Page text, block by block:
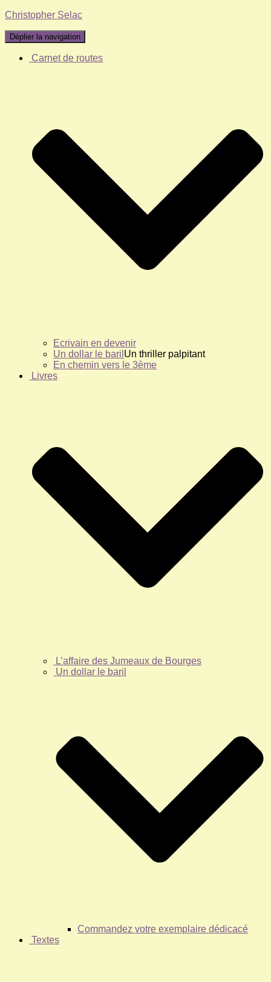
Christopher Selac
Déplier la navigation
Carnet de routes
Ecrivain en devenir
Un dollar le baril Un thriller palpitant
En chemin vers le 3ème
Livres
L’affaire des Jumeaux de Bourges
Un dollar le baril
Commandez votre exemplaire dédicacé
Textes